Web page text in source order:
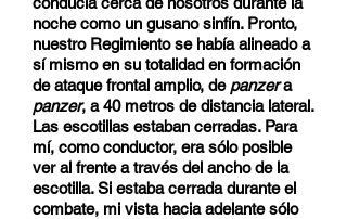
noche como un gusano sinfín. Pronto,
nuestro Regimiento se había alineado a
sí mismo en su totalidad en formación
de ataque frontal amplio, de panzera
panzer, a 40 metros de distancia lateral.
Las escotillas estaban cerradas. Para
mí, como conductor, era sólo posible
ver al frente a través del ancho de la
escotilla. Si estaba cerrada durante el
combate, mi vista hacia adelante sólo